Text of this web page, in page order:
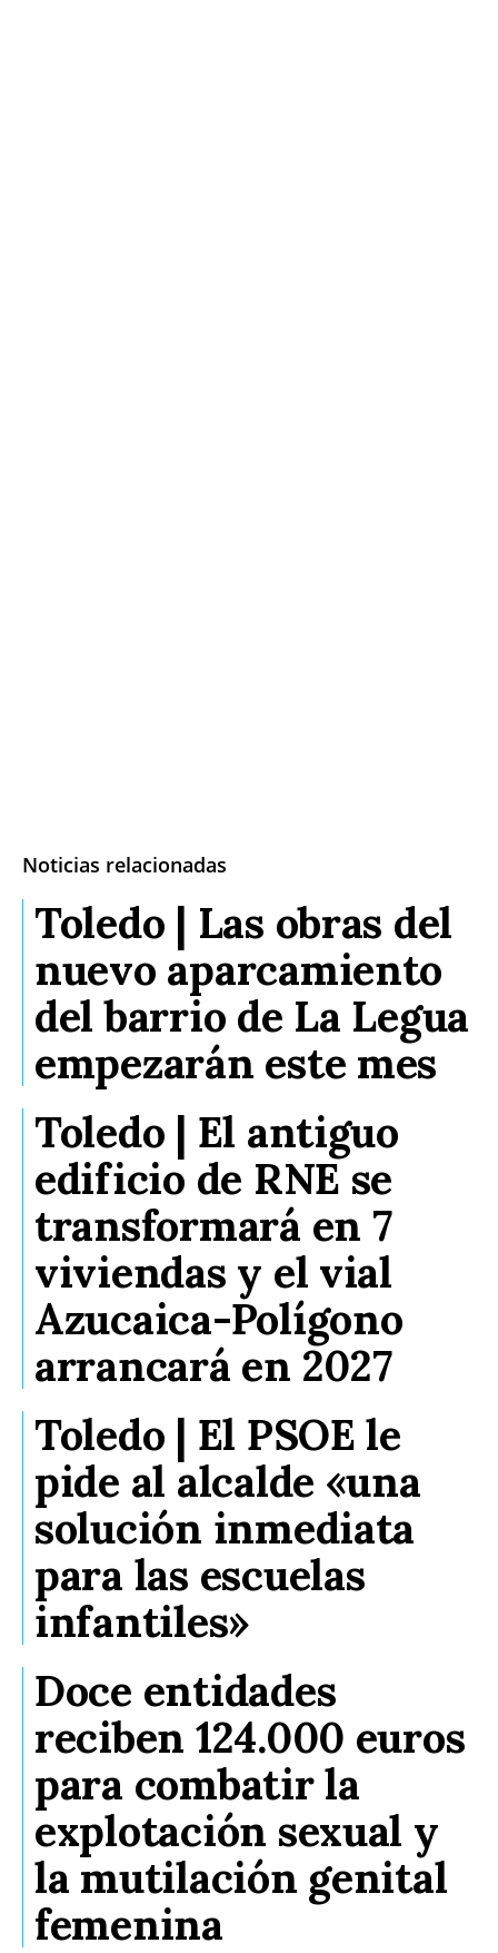
Noticias relacionadas
Toledo | Las obras del
nuevo aparcamiento
del barrio de La Legua
empezarán este mes
Toledo | El antiguo
edificio de RNE se
transformará en 7
viviendas y el vial
Azucaica-Polígono
arrancará en 2027
Toledo | El PSOE le
pide al alcalde «una
solución inmediata
para las escuelas
infantiles»
Doce entidades
reciben 124.000 euros
para combatir la
explotación sexual y
la mutilación genital
femenina